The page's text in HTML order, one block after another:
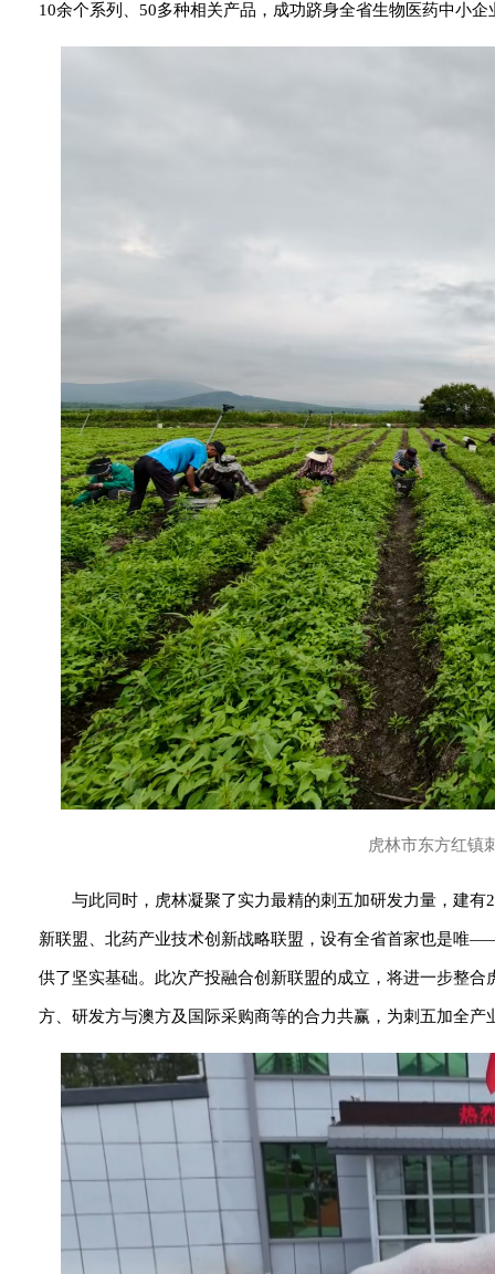
10余个系列、50多种相关产品，成功跻身全省生物医药中小企
虎林市东方红镇
与此同时，虎林凝聚了实力最精的刺五加研发力量，建
新联盟、北药产业技术创新战略联盟，设有全省首家也是唯
供了坚实基础。此次产投融合创新联盟的成立，将进一步整
方、研发方与澳方及国际采购商等的合力共赢，为刺五加全产